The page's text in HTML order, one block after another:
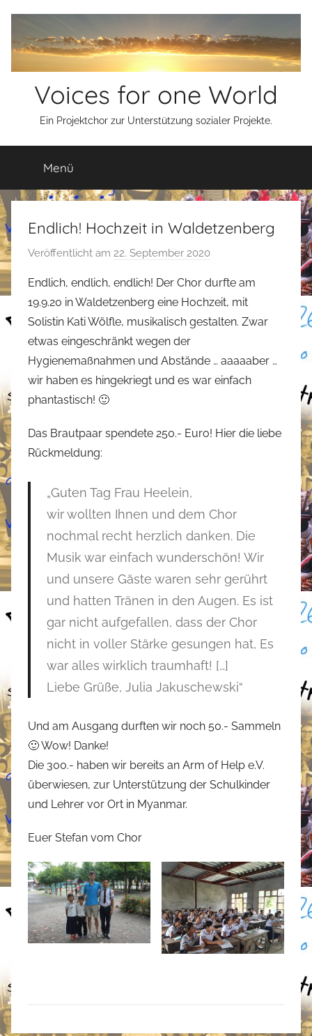
springen
Voices for one World
Ein Projektchor zur Unterstützung sozialer Projekte.
Menü
Endlich! Hochzeit in Waldetzenberg
Veröffentlicht am 22. September 2020
n
s
t
a
Endlich, endlich, endlich! Der Chor durfte am
19.9.20 in Waldetzenberg eine Hochzeit, mit
Solistin Kati Wölfle, musikalisch gestalten. Zwar
etwas eingeschränkt wegen der
Hygienemaßnahmen und Abstände … aaaaaber …
wir haben es hingekriegt und es war einfach
phantastisch! 🙂
Das Brautpaar spendete 250.- Euro! Hier die liebe
Rückmeldung:
„Guten Tag Frau Heelein,
wir wollten Ihnen und dem Chor
nochmal recht herzlich danken. Die
Musik war einfach wunderschön! Wir
und unsere Gäste waren sehr gerührt
und hatten Tränen in den Augen. Es ist
gar nicht aufgefallen, dass der Chor
nicht in voller Stärke gesungen hat, Es
war alles wirklich traumhaft! […]
Liebe Grüße, Julia Jakuschewski“
Und am Ausgang durften wir noch 50.- Sammeln
🙂 Wow! Danke!
Die 300.- haben wir bereits an Arm of Help e.V.
überwiesen, zur Unterstützung der Schulkinder
und Lehrer vor Ort in Myanmar.
Euer Stefan vom Chor